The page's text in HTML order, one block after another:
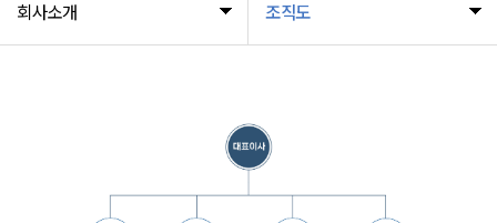
회사소개 조직도